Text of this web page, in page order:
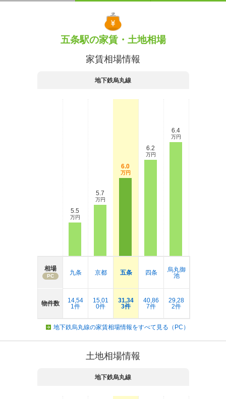
五条駅の家賃・土地相場
家賃相場情報
地下鉄烏丸線
相場
PC
物件数
5.5
万円
九条
14,54
1件
5.7
万円
京都
15,01
0件
6.0
万円
五条
31,34
3件
6.2
万円
四条
40,86
7件
6.4
万円
烏丸御
池
29,28
2件
地下鉄烏丸線の家賃相場情報をすべて見る（PC）
土地相場情報
地下鉄烏丸線